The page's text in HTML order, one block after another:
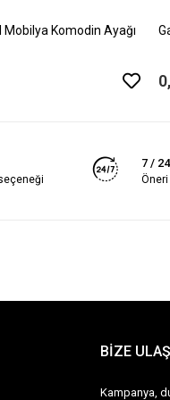
Komodin Ayağı
7 /
BİZE
Kampanya,